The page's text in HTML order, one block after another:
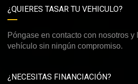
¿QUIERES TASAR TU VEHICULO?
Póngase en contacto con nosotros y
vehículo sin ningún compromiso.
¿NECESITAS FINANCIACIÓN?